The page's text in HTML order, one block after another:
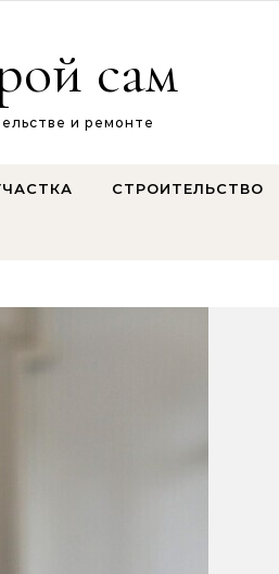
сам
и ремонте
СТРОИТЕЛЬСТВО